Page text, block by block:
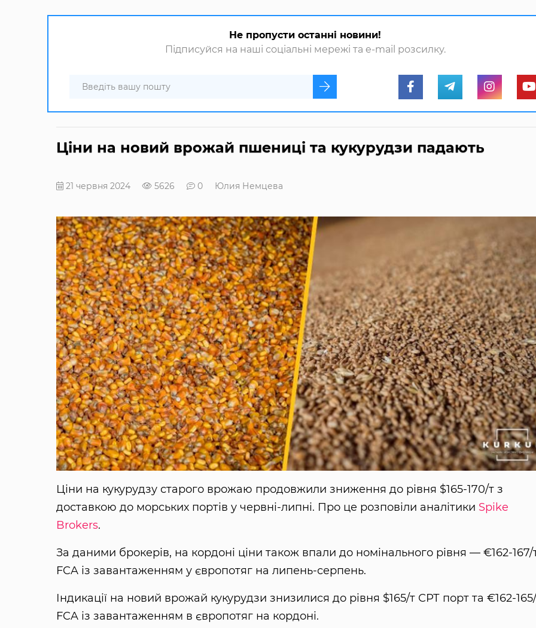
Не пропусти останні новини!
Підписуйся на наші соціальні мережі та e-mail розсилку.
Ціни на новий врожай пшениці та кукурудзи падають
21 червня 2024 5626 0 Юлия Немцева
Ціни на кукурудзу старого врожаю продовжили зниження до рівня $165-170/т з
доставкою до морських портів у червні-липні. Про це розповіли аналітики Spike
Brokers.
За даними брокерів, на кордоні ціни також впали до номінального рівня — €162-167/
FCA із завантаженням у європотяг на липень-серпень.
Індикації на новий врожай кукурудзи знизилися до рівня $165/т СРТ порт та €162-
FCA із завантаженням в європотяг на кордоні.